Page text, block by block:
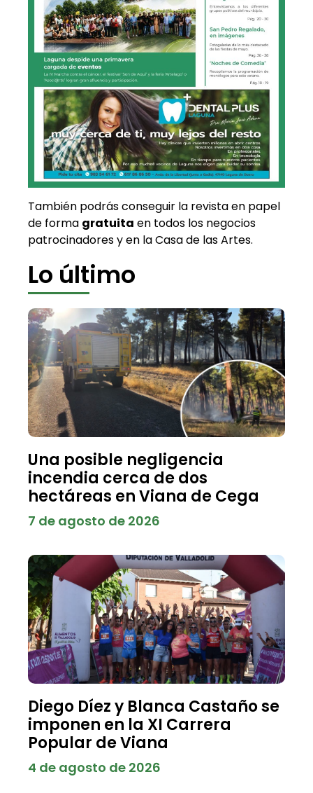
También podrás conseguir la revista en papel
de forma gratuita en todos los negocios
patrocinadores y en la Casa de las Artes.
Lo último
Una posible negligencia
incendia cerca de dos
hectáreas en Viana de Cega
7 de agosto de 2026
Diego Díez y Blanca Castaño se
imponen en la XI Carrera
Popular de Viana
4 de agosto de 2026